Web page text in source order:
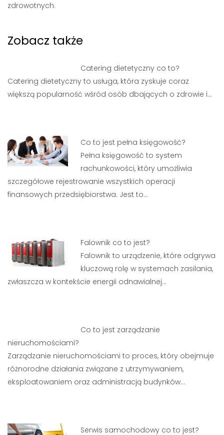
zdrowotnych.
Zobacz także
Catering dietetyczny co to?
Catering dietetyczny to usługa, która zyskuje coraz
większą popularność wśród osób dbających o zdrowie i…
Co to jest pełna księgowość?
Pełna księgowość to system
rachunkowości, który umożliwia
szczegółowe rejestrowanie wszystkich operacji
finansowych przedsiębiorstwa. Jest to…
Falownik co to jest?
Falownik to urządzenie, które odgrywa
kluczową rolę w systemach zasilania,
zwłaszcza w kontekście energii odnawialnej…
Co to jest zarządzanie
nieruchomościami?
Zarządzanie nieruchomościami to proces, który obejmuje
różnorodne działania związane z utrzymywaniem,
eksploatowaniem oraz administracją budynków…
Serwis samochodowy co to jest?